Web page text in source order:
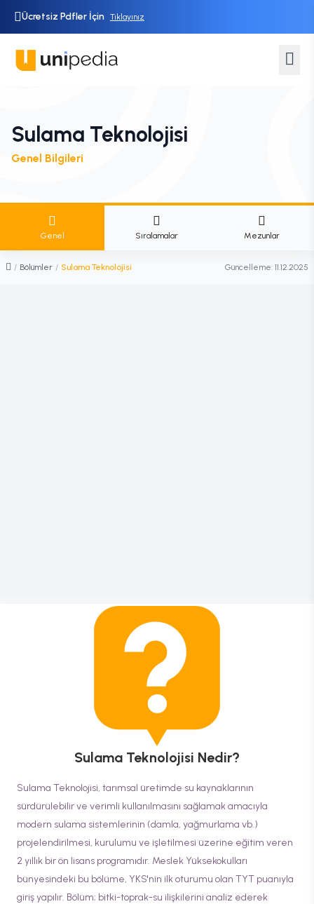
Ücretsiz Pdfler İçin Tıklayınız
Sulama Teknolojisi
Genel Bilgileri
Genel Sıralamalar Mezunlar
/ Bölümler / Sulama Teknolojisi Güncelleme: 11.12.2025
Sulama Teknolojisi Nedir?
Sulama Teknolojisi, tarımsal üretimde su kaynaklarının
sürdürülebilir ve verimli kullanılmasını sağlamak amacıyla
modern sulama sistemlerinin (damla, yağmurlama vb.)
projelendirilmesi, kurulumu ve işletilmesi üzerine eğitim veren
2 yıllık bir ön lisans programıdır. Meslek Yüksekokulları
bünyesindeki bu bölüme, YKS'nin ilk oturumu olan TYT puanıyla
giriş yapılır. Bölüm; bitki-toprak-su ilişkilerini analiz ederek